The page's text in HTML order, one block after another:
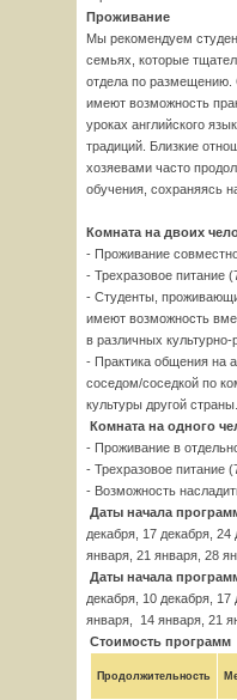
Проживание
Мы рекомендуем
семьях, которые
отдела по размещению.
имеют возможность
уроках английского
традиций. Близкие
хозяевами часто
обучения, сохраняясь
Комната на двоих
- Проживание
- Трехразовое питание
- Студенты,
имеют возможность
в различных культурно-
- Практика общения на
соседом/соседкой по
культуры другой страны.
Комната на одного
- Проживание в
- Трехразовое питание
- Возможность
Даты начала
декабря, 17 декабря,
января, 21 января, 28
Даты начала
декабря, 10 декабря,
января, 14 января, 21
Стоимость программ
Продолжительность